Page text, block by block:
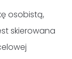
osobistą,
skierowana